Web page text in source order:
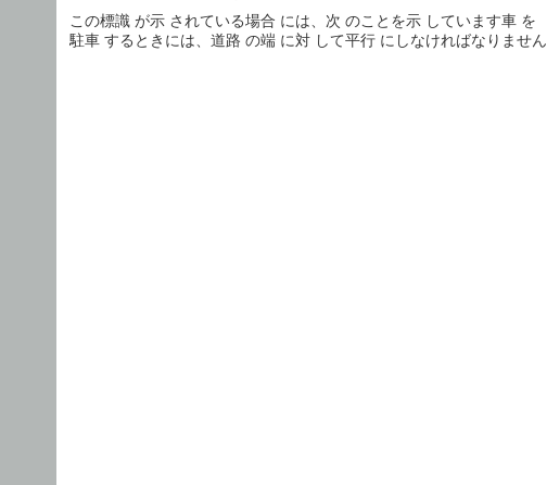
この標識 が示 されている場合 には、次 のことを示 しています車 を
駐車 するときには、道路 の端 に対 して平行 にしなければなりません